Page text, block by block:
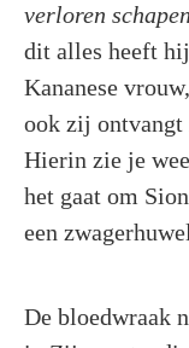
verloren
dit alles heeft
Kananese
ook zij ontvangt
Hierin zie je
het gaat om
een
De bloedwraak